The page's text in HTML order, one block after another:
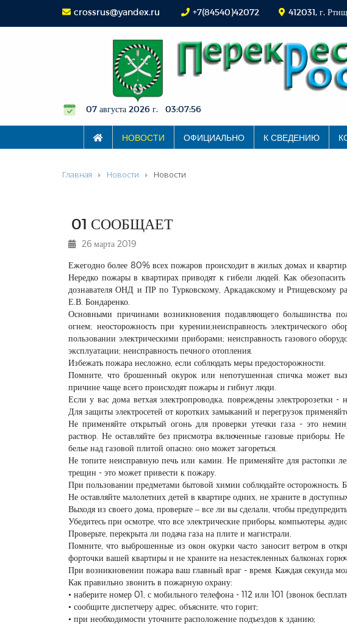
crossrus@yandex.ru +7(84540)42072 412031, г.
07 августа 2026 г. 03:07:57
НОВОСТИ ОФИЦИАЛЬНО К СВЕДЕНИЮ
Главная Новости Новости
01 СООБЩАЕТ
26 марта 2019
Ежегодно более 80% всех пожаров происходит в жилых домах и
Нередко пожары в квартирах приводят к гибели людей. Как
дознавателя ОНД и ПР по Турковскому, Аркадакскому и
Е.В. Бондаренко.
Основными причинами возникновения подавляющего большинства
огнем; неосторожность при курении;неисправность электрического
пользовании электрическими приборами; неисправность газового
эксплуатации; неисправность печного отопления.
Избежать пожара несложно, если соблюдать меры предосторожности.
Помните, что брошенный окурок или непотушенная спичка может
причине чаще всего происходят пожары и гибнут люди.
Если у вас дома ветхая электропроводка, повреждены электророзетки
Для защиты электросетей от коротких замыканий и перегрузок
Не применяйте открытый огонь для проверки утечки газа - это
раствор. Не оставляйте без присмотра включенные газовые приборы.
белье над газовой плитой опасно: оно может загореться.
Не топите неисправную печь или камин. Не применяйте для растопки
трещин - это может привести к пожару.
При пользовании предметами бытовой химии соблюдайте осторожность.
Не оставляйте малолетних детей в квартире одних, не храните в
Выходя из своего дома, проверьте – все ли вы сделали, чтобы
Убедитесь при осмотре, что все электрические приборы, компьютеры,
Проверьте, перекрыта ли подача газа на плите и магистрали.
Помните, что выброшенные из окон окурки часто заносит ветром в
форточки вашей квартиры и не храните на незастекленных балконах
При возникновении пожара ваш главный враг - время. Каждая секунда
Как правильно звонить в пожарную охрану:
• наберите номер 01, с мобильного телефона - 112 или 101 (звонок
• сообщите диспетчеру адрес, объясните, что горит;
• при необходимости уточните расположение подъездов к зданию;